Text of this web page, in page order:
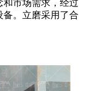
市场需求，经过
备。立磨采用了合